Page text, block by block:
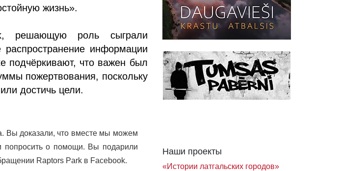
жизнь».
решающую роль сыграли
распространение информации
подчёркивают, что важен был
пожертвования, поскольку
достичь цели.
Вы доказали, что вместе мы можем
попросить о помощи. Вы подарили
Raptors Park в Facebook.
Наши проекты
«Истории латгальских городов»